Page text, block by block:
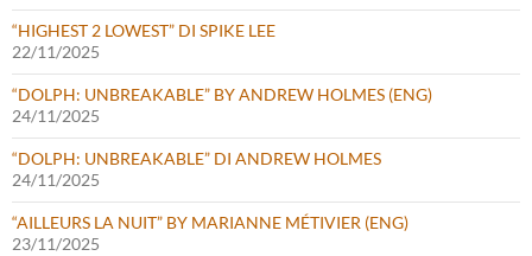
“HIGHEST 2 LOWEST” DI SPIKE LEE
22/11/2025
“DOLPH: UNBREAKABLE” BY ANDREW HOLMES (ENG)
24/11/2025
“DOLPH: UNBREAKABLE” DI ANDREW HOLMES
24/11/2025
“AILLEURS LA NUIT” BY MARIANNE MÉTIVIER (ENG)
23/11/2025